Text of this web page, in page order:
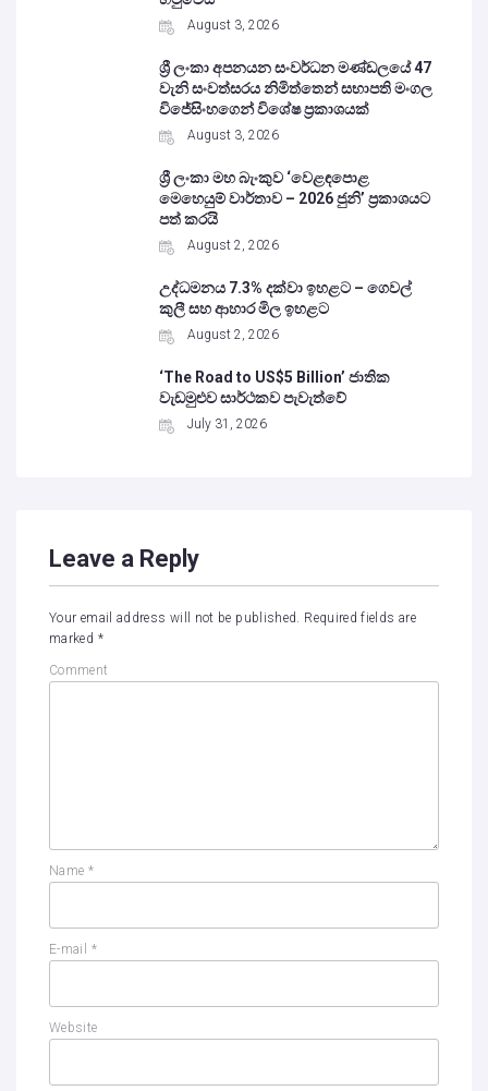
August 3, 2026
ශ්‍රී ලංකා අපනයන සංවර්ධන මණ්ඩලයේ 47
වැනි සංවත්සරය නිමිත්තෙන් සභාපති මංගල
විජේසිංහගෙන් විශේෂ ප්‍රකාශයක්
August 3, 2026
ශ්‍රී ලංකා මහ බැංකුව ‘වෙළඳපොළ
මෙහෙයුම් වාර්තාව – 2026 ජුනි’ ප්‍රකාශයට
පත් කරයි
August 2, 2026
උද්ධමනය 7.3% දක්වා ඉහළට – ගෙවල්
කුලී සහ ආහාර මිල ඉහළට
August 2, 2026
‘The Road to US$5 Billion’ ජාතික
වැඩමුළුව සාර්ථකව පැවැත්වේ
July 31, 2026
Leave a Reply
Your email address will not be published. Required fields are
marked *
Comment
Name *
E-mail *
Website